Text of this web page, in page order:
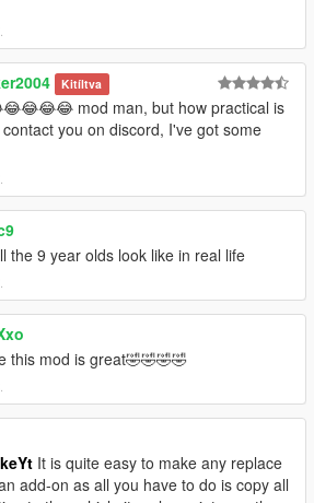
Kitíltva
mod man, but how practical is
you on discord, I've got some
the 9 year olds look like in real life
this mod is great🤣🤣🤣🤣
It is quite easy to make any replace
add-on as all you have to do is copy all